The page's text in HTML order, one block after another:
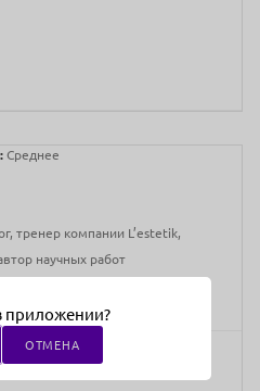
Среднее
тренер компании L’estetik,
научных работ
приложении?
ОТМЕНА